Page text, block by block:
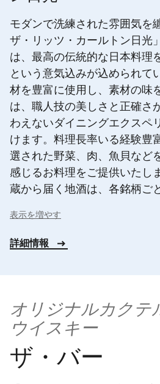
モダンで洗練された雰囲気を
ザ・リッツ・カールトン日光
は、最高の伝統的な日本料理
という意気込みが込められて
材を豊富に使用し、素材の味
は、職人技の美しさと正確さ
わえないダイニングエクスペ
けます。料理長率いる経験豊
選された野菜、肉、魚貝など
感じるお料理をご提供いたし
蔵から届く地酒は、各銘柄ご
す。
表示を増やす
詳細情報
オリジナルカクテ
ウイスキー
ザ・バー